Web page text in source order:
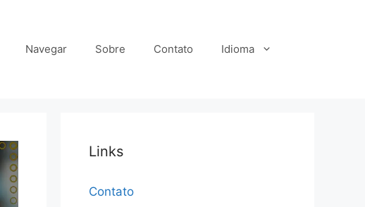
Navegar Sobre Contato Idioma
Links
Contato